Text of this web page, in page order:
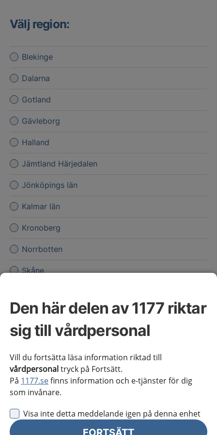
Den här delen av 1177 riktar
sig till vårdpersonal
Vill du fortsätta läsa information riktad till
vårdpersonaltryck på Fortsätt.
På 1177.sefinns information och e-tjänster för dig
som invånare.
Visa inte detta meddelande igen på denna enhet
FORTSÄTT
Välj region:
Blekinge
Dalarna
Gotland
Gävleborg
Halland
Jämtland Härjedalen
Jönköpings län
Kalmar län
Kronoberg
Norrbotten
Skåne
Sörmland
Uppsala län
Värmland
Västerbotten
Västmanland